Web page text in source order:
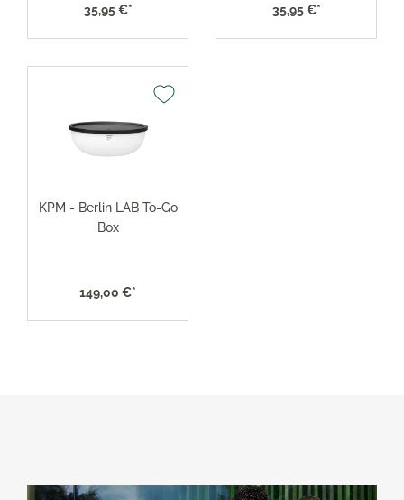
35,95 €* 35,95 €*
KPM - Berlin LAB To-Go
Box
149,00 €*